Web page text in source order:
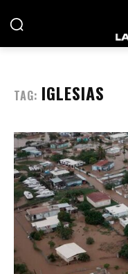
TAG: IGLESIAS